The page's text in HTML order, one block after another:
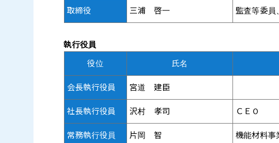
取締役 三浦 啓一 監査等委員
執行役員
役位
氏名
会長執行役員 宮道 建臣
社長執行役員 沢村 孝司 ＣＥＯ
常務執行役員 片岡 智 機能材料事